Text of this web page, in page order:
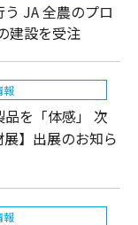
JA 全農のプロ
建設を受注
報
を「体感」 次
】出展のお知ら
報